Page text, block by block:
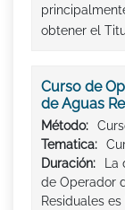
obtener el
Curso de
de Aguas
Método:
Tematica:
Duración:
La
de Operador
Residuales es